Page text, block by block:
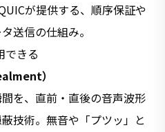
が提供する、順序保証や
送信の仕組み。
できる
）
を、直前・直後の音声波形
技術。無音や「プツッ」と